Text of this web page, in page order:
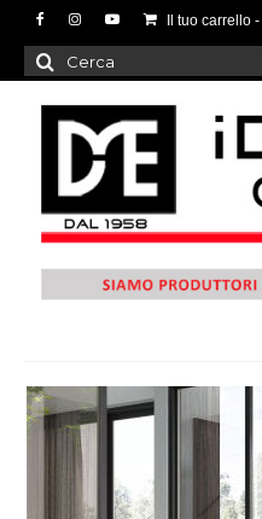
Il tuo carrello -
Cerca: